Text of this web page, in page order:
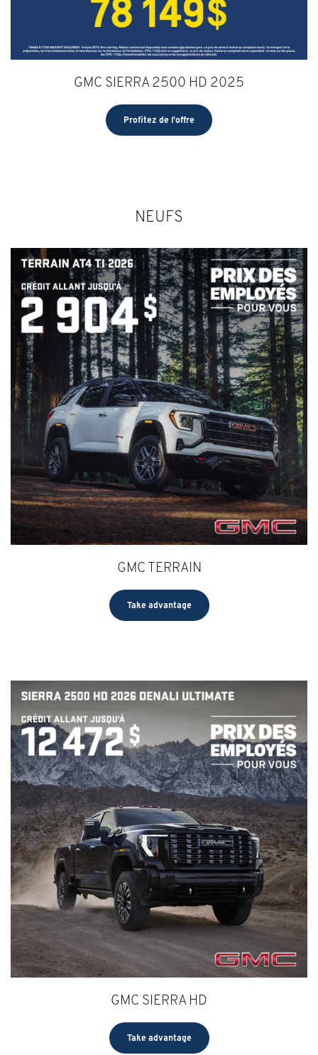
GMC SIERRA 2500 HD 2025
Profitez de l'offre
NEUFS
GMC TERRAIN
Take advantage
GMC SIERRA HD
Take advantage